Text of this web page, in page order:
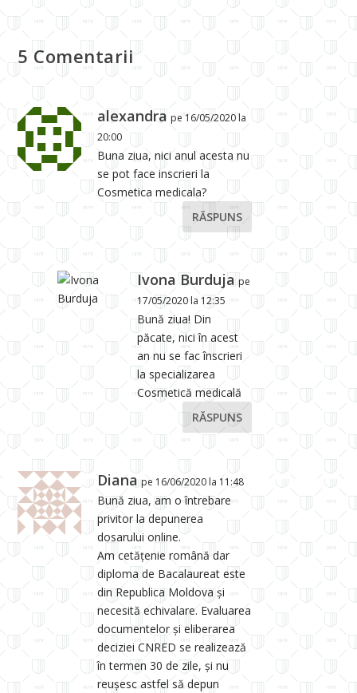
5 Comentarii
alexandra pe 16/05/2020 la
20:00
Buna ziua, nici anul acesta nu
se pot face inscrieri la
Cosmetica medicala?
RĂSPUNS
Ivona Burduja pe
17/05/2020 la 12:35
Bună ziua! Din
păcate, nici în acest
an nu se fac înscrieri
la specializarea
Cosmetică medicală
RĂSPUNS
Diana pe 16/06/2020 la 11:48
Bună ziua, am o întrebare
privitor la depunerea
dosarului online.
Am cetățenie română dar
diploma de Bacalaureat este
din Republica Moldova și
necesită echivalare. Evaluarea
documentelor şi eliberarea
deciziei CNRED se realizează
în termen 30 de zile, și nu
reușesc astfel să depun